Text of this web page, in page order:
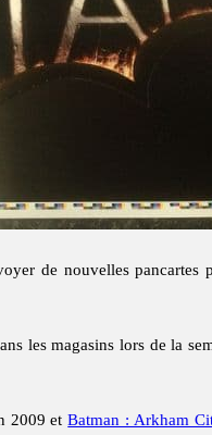
de nouvelles pancartes
les magasins lors de la
2009 etBatman : Arkham